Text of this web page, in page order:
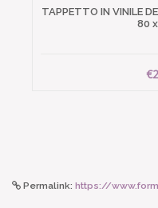
TAPPETTO IN VINILE
80
Permalink: https://www.formecolori.com:443/it_it/